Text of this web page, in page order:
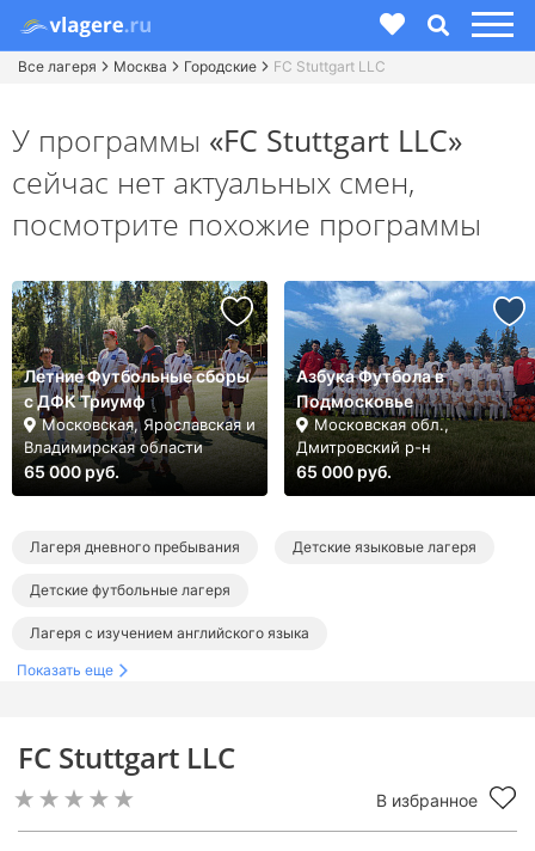
Все лагеря Москва Городские FC Stuttgart LLC
FC Stuttgart LLC
В избранное
У программы «FC Stuttgart LLC»
сейчас нет актуальных смен,
посмотрите похожие программы
Летние Футбольные сборы
с ДФК Триумф
Московская, Ярославская и
Владимирская области
65 000 руб.
Азбука Футбола в
Подмосковье
Московская обл.,
Дмитровский р-н
65 000 руб.
Лагеря дневного пребывания Детские языковые лагеря
Детские футбольные лагеря
Лагеря с изучением английского языка
Детские спортивные лагеря
Лагеря дневного пребывания в Москве
Языковые лагеря в Москве Футбольные лагеря в Москве
Показать еще